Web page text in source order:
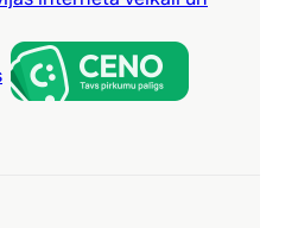
Sporta preces, Tūrisma preces,